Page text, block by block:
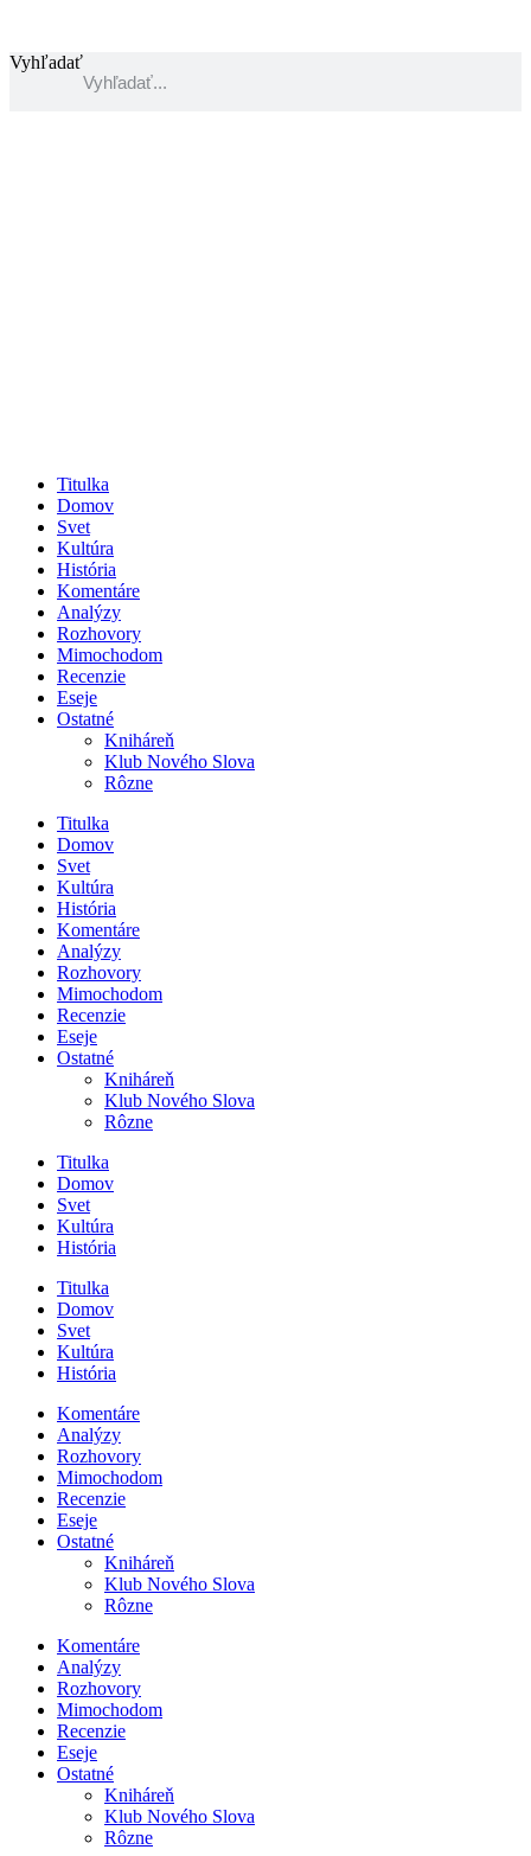
obsah
Vyhľadať
Titulka
Domov
Svet
Kultúra
História
Komentáre
Analýzy
Rozhovory
Mimochodom
Recenzie
Eseje
Ostatné
Kniháreň
Klub Nového Slova
Rôzne
Titulka
Domov
Svet
Kultúra
História
Komentáre
Analýzy
Rozhovory
Mimochodom
Recenzie
Eseje
Ostatné
Kniháreň
Klub Nového Slova
Rôzne
Titulka
Domov
Svet
Kultúra
História
Titulka
Domov
Svet
Kultúra
História
Komentáre
Analýzy
Rozhovory
Mimochodom
Recenzie
Eseje
Ostatné
Kniháreň
Klub Nového Slova
Rôzne
Komentáre
Analýzy
Rozhovory
Mimochodom
Recenzie
Eseje
Ostatné
Kniháreň
Klub Nového Slova
Rôzne